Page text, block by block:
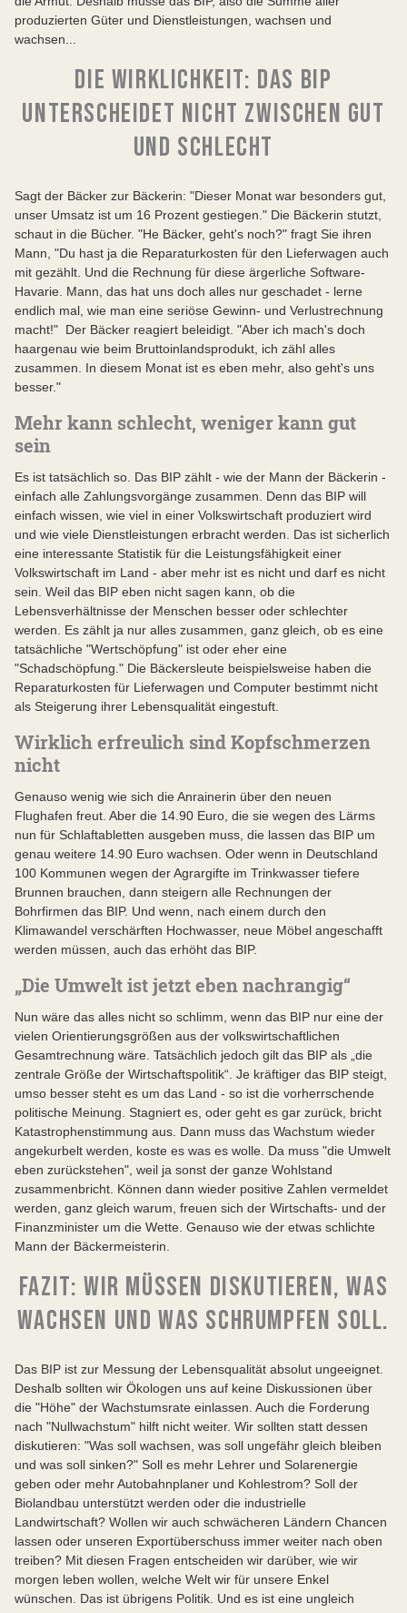
produzierten Güter und Dienstleistungen, wachsen und
wachsen...
DIE WIRKLICHKEIT: DAS BIP
UNTERSCHEIDET NICHT ZWISCHEN GUT
UND SCHLECHT
Sagt der Bäcker zur Bäckerin: "Dieser Monat war besonders gut,
unser Umsatz ist um 16 Prozent gestiegen." Die Bäckerin stutzt,
schaut in die Bücher. "He Bäcker, geht's noch?" fragt Sie ihren
Mann, "Du hast ja die Reparaturkosten für den Lieferwagen auch
mit gezählt. Und die Rechnung für diese ärgerliche Software-
Havarie. Mann, das hat uns doch alles nur geschadet - lerne
endlich mal, wie man eine seriöse Gewinn- und Verlustrechnung
macht!" Der Bäcker reagiert beleidigt. "Aber ich mach's doch
haargenau wie beim Bruttoinlandsprodukt, ich zähl alles
zusammen. In diesem Monat ist es eben mehr, also geht's uns
besser."
Mehr kann schlecht, weniger kann gut
sein
Es ist tatsächlich so. Das BIP zählt - wie der Mann der Bäckerin -
einfach alle Zahlungsvorgänge zusammen. Denn das BIP will
einfach wissen, wie viel in einer Volkswirtschaft produziert wird
und wie viele Dienstleistungen erbracht werden. Das ist sicherlich
eine interessante Statistik für die Leistungsfähigkeit einer
Volkswirtschaft im Land - aber mehr ist es nicht und darf es nicht
sein. Weil das BIP eben nicht sagen kann, ob die
Lebensverhältnisse der Menschen besser oder schlechter
werden. Es zählt ja nur alles zusammen, ganz gleich, ob es eine
tatsächliche "Wertschöpfung" ist oder eher eine
"Schadschöpfung." Die Bäckersleute beispielsweise haben die
Reparaturkosten für Lieferwagen und Computer bestimmt nicht
als Steigerung ihrer Lebensqualität eingestuft.
Wirklich erfreulich sind Kopfschmerzen
nicht
Genauso wenig wie sich die Anrainerin über den neuen
Flughafen freut. Aber die 14.90 Euro, die sie wegen des Lärms
nun für Schlaftabletten ausgeben muss, die lassen das BIP um
genau weitere 14.90 Euro wachsen. Oder wenn in Deutschland
100 Kommunen wegen der Agrargifte im Trinkwasser tiefere
Brunnen brauchen, dann steigern alle Rechnungen der
Bohrfirmen das BIP. Und wenn, nach einem durch den
Klimawandel verschärften Hochwasser, neue Möbel angeschafft
werden müssen, auch das erhöht das BIP.
„Die Umwelt ist jetzt eben nachrangig“
Nun wäre das alles nicht so schlimm, wenn das BIP nur eine der
vielen Orientierungsgrößen aus der volkswirtschaftlichen
Gesamtrechnung wäre. Tatsächlich jedoch gilt das BIP als „die
zentrale Größe der Wirtschaftspolitik“. Je kräftiger das BIP steigt,
umso besser steht es um das Land - so ist die vorherrschende
politische Meinung. Stagniert es, oder geht es gar zurück, bricht
Katastrophenstimmung aus. Dann muss das Wachstum wieder
angekurbelt werden, koste es was es wolle. Da muss "die Umwelt
eben zurückstehen", weil ja sonst der ganze Wohlstand
zusammenbricht. Können dann wieder positive Zahlen vermeldet
werden, ganz gleich warum, freuen sich der Wirtschafts- und der
Finanzminister um die Wette. Genauso wie der etwas schlichte
Mann der Bäckermeisterin.
FAZIT: WIR MÜSSEN DISKUTIEREN, WAS
WACHSEN UND WAS SCHRUMPFEN SOLL.
Das BIP ist zur Messung der Lebensqualität absolut ungeeignet.
Deshalb sollten wir Ökologen uns auf keine Diskussionen über
die "Höhe" der Wachstumsrate einlassen. Auch die Forderung
nach "Nullwachstum" hilft nicht weiter. Wir sollten statt dessen
diskutieren: "Was soll wachsen, was soll ungefähr gleich bleiben
und was soll sinken?" Soll es mehr Lehrer und Solarenergie
geben oder mehr Autobahnplaner und Kohlestrom? Soll der
Biolandbau unterstützt werden oder die industrielle
Landwirtschaft? Wollen wir auch schwächeren Ländern Chancen
lassen oder unseren Exportüberschuss immer weiter nach oben
treiben? Mit diesen Fragen entscheiden wir darüber, wie wir
morgen leben wollen, welche Welt wir für unsere Enkel
wünschen. Das ist übrigens Politik. Und es ist eine ungleich